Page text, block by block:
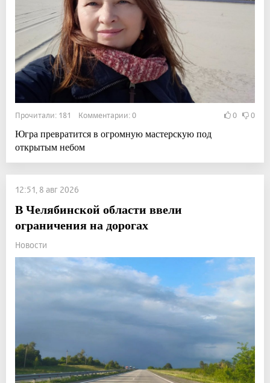
Прочитали: 181 Комментарии: 0 0 0
Югра превратится в огромную мастерскую под
открытым небом
12:51, 8 авг 2026
В Челябинской области ввели
ограничения на дорогах
Новости